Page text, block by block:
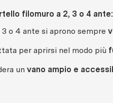
filomuro a 2, 3 o 4 ante:
o 4 ante si aprono sempre
per aprirsi nel modo più
un vano ampio e